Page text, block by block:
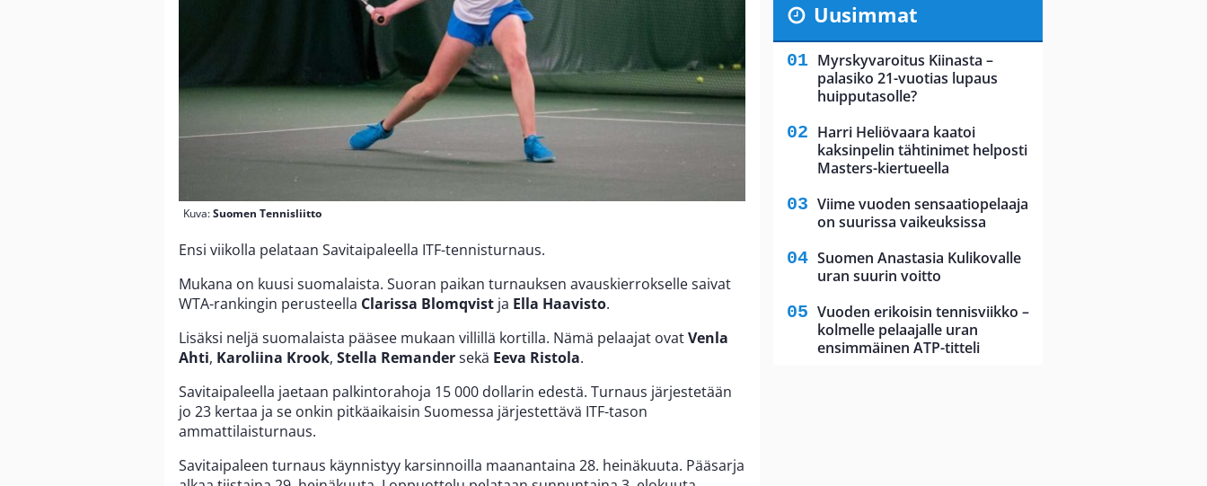
Kuva:Suomen Tennisliitto
Ensi viikolla pelataan Savitaipaleella ITF-tennisturnaus.
Mukana on kuusi suomalaista. Suoran paikan turnauksen avauskierrokselle saivat
WTA-rankingin perusteella Clarissa Blomqvist ja Ella Haavisto.
Lisäksi neljä suomalaista pääsee mukaan villillä kortilla. Nämä pelaajat ovatVenla
Ahti, Karoliina Krook, Stella Remandersekä Eeva Ristola.
Savitaipaleella jaetaan palkintorahoja 15 000 dollarin edestä. Turnaus järjestetään
jo 23 kertaa ja se onkin pitkäaikaisin Suomessa järjestettävä ITF-tason
ammattilaisturnaus.
Savitaipaleen turnaus käynnistyy karsinnoilla maanantaina 28. heinäkuuta. Pääsarja
Uusimmat
Myrskyvaroitus Kiinasta –
palasiko 21-vuotias lupaus
huipputasolle?
Harri Heliövaara kaatoi
kaksinpelin tähtinimet helposti
Masters-kiertueella
Viime vuoden sensaatiopelaaja
on suurissa vaikeuksissa
Suomen Anastasia Kulikovalle
uran suurin voitto
Vuoden erikoisin tennisviikko –
kolmelle pelaajalle uran
ensimmäinen ATP-titteli